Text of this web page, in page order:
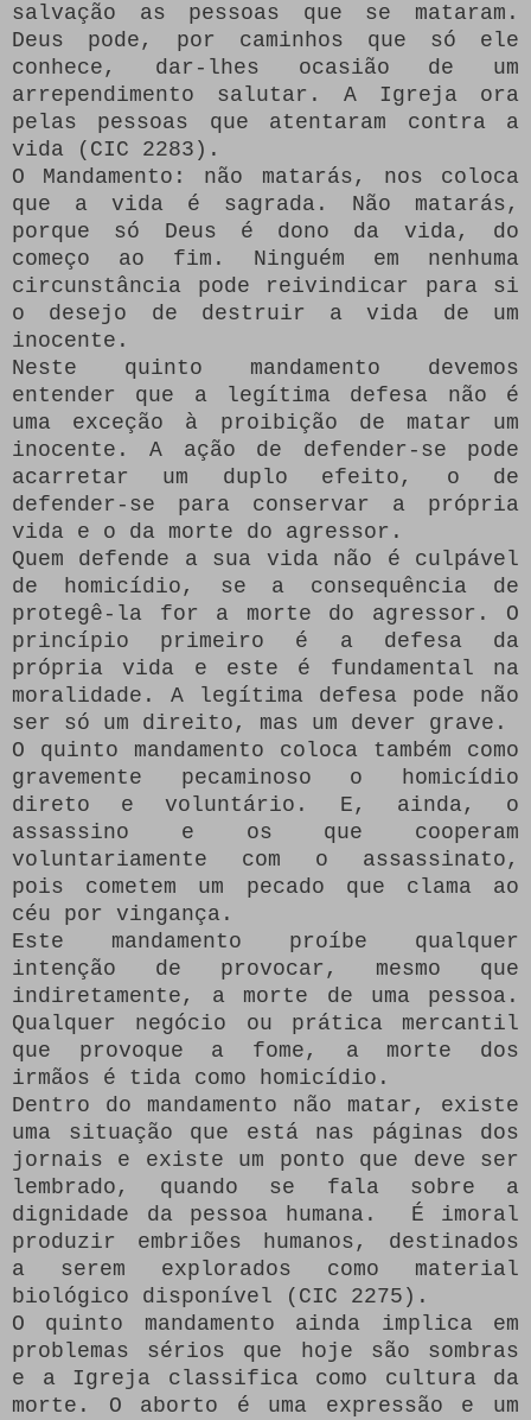
salvação as pessoas que se mataram.
Deus pode, por caminhos que só ele
conhece, dar-lhes ocasião de um
arrependimento salutar. A Igreja ora
pelas pessoas que atentaram contra a
vida (CIC 2283).
O Mandamento: não matarás, nos coloca
que a vida é sagrada. Não matarás,
porque só Deus é dono da vida, do
começo ao fim. Ninguém em nenhuma
circunstância pode reivindicar para si
o desejo de destruir a vida de um
inocente.
Neste quinto mandamento devemos
entender que a legítima defesa não é
uma exceção à proibição de matar um
inocente. A ação de defender-se pode
acarretar um duplo efeito, o de
defender-se para conservar a própria
vida e o da morte do agressor.
Quem defende a sua vida não é culpável
de homicídio, se a consequência de
protegê-la for a morte do agressor. O
princípio primeiro é a defesa da
própria vida e este é fundamental na
moralidade. A legítima defesa pode não
ser só um direito, mas um dever grave.
O quinto mandamento coloca também como
gravemente pecaminoso o homicídio
direto e voluntário. E, ainda, o
assassino e os que cooperam
voluntariamente com o assassinato,
pois cometem um pecado que clama ao
céu por vingança.
Este mandamento proíbe qualquer
intenção de provocar, mesmo que
indiretamente, a morte de uma pessoa.
Qualquer negócio ou prática mercantil
que provoque a fome, a morte dos
irmãos é tida como homicídio.
Dentro do mandamento não matar, existe
uma situação que está nas páginas dos
jornais e existe um ponto que deve ser
lembrado, quando se fala sobre a
dignidade da pessoa humana.
É imoral
produzir embriões humanos, destinados
a serem explorados como material
biológico disponível (CIC 2275).
O quinto mandamento ainda implica em
problemas sérios que hoje são sombras
e a Igreja classifica como cultura da
morte. O aborto é uma expressão e um